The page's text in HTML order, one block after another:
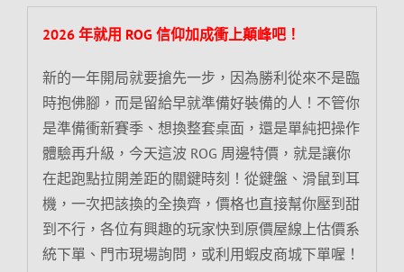
2026 年就用 ROG 信仰加成衝上顛峰吧！
新的一年開局就要搶先一步，因為勝利從來不是臨
時抱佛腳，而是留給早就準備好裝備的人！不管你
是準備衝新賽季、想換整套桌面，還是單純把操作
體驗再升級，今天這波 ROG 周邊特價，就是讓你
在起跑點拉開差距的關鍵時刻！從鍵盤、滑鼠到耳
機，一次把該換的全換齊，價格也直接幫你壓到甜
到不行，各位有興趣的玩家快到原價屋線上估價系
統下單、門市現場詢問，或利用蝦皮商城下單喔！